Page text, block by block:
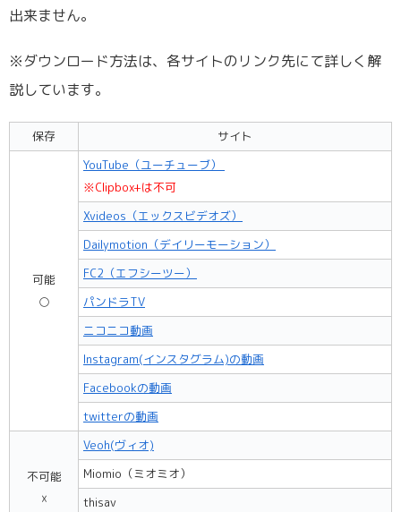
出来ません。
※ダウンロード方法は、各サイトのリンク先にて詳しく解
説しています。
保存 サイト
可能
○
YouTube（ユーチューブ）
※Clipbox+は不可
Xvideos（エックスビデオズ）
Dailymotion（デイリーモーション）
FC2（エフシーツー）
パンドラTV
ニコニコ動画
Instagram(インスタグラム)の動画
Facebookの動画
twitterの動画
不可能
☓
Veoh(ヴィオ)
Miomio（ミオミオ）
thisav